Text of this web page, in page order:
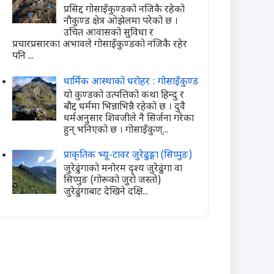
प्रसिद्द गोसाइँकुण्डको नजिकै रहेको
नौकुण्ड क्षेत्र ओझेलमा परेको छ ।
उचित आवासको सुविधा र
प्रचारप्रसारका अभावले गोसाइँकुण्डको नजिकै रहेर
पनि ...
धार्मिक आस्थाको धरोहर : गोसाइँकुण्ड
यो कुण्डको उत्पत्तिको कथा हिन्दु र
बौद्द धर्ममा भिन्नाभिन्नै रहेको छ । दुवै
धर्मअनुसार शिवजीले नै सिर्जना गरेका
हुन् भनिएको छ । गोसाइँकुण्...
प्राकृतिक भ्यू-टावर जुरेढुङ्गा (सिप्पुङ)
जुरेढुंगाको मनोरम दृश्य जुरेढुंगा वा
सिप्पुङ (गोरूको जुरो जस्तो)
जुरेढुंगाबाट देखिने दक्षि...